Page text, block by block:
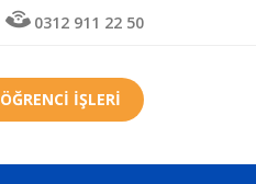
0312 911 22 50
ÖĞRENCİ İŞLERİ